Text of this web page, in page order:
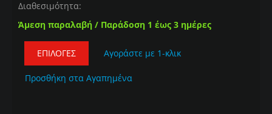
Διαθεσιμότητα:
Άμεση παραλαβή / Παράδοση 1 έως 3 ημέρες
ΕΠΙΛΟΓΈΣ Αγοράστε με 1-κλικ
Προσθήκη στα Αγαπημένα